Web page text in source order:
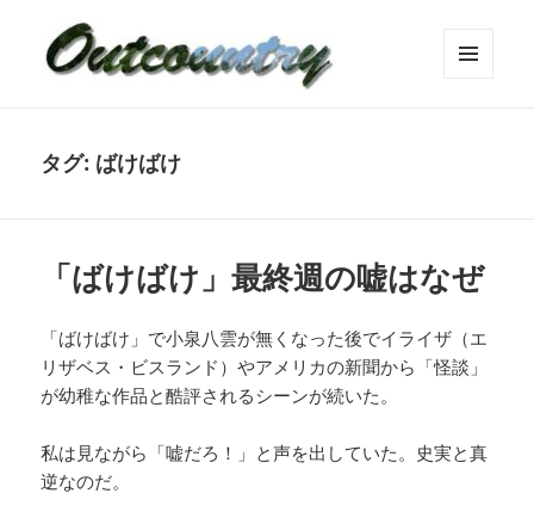
タグ: ばけばけ
「ばけばけ」最終週の嘘はなぜ
「ばけばけ」で小泉八雲が無くなった後でイライザ（エ
リザベス・ビスランド）やアメリカの新聞から「怪談」
が幼稚な作品と酷評されるシーンが続いた。
私は見ながら「嘘だろ！」と声を出していた。史実と真
逆なのだ。